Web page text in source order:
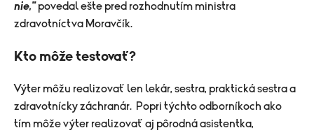
nie,"povedal ešte pred rozhodnutím ministra
zdravotníctva Moravčík.
Kto môže testovať?
Výter môžu realizovať len lekár, sestra, praktická sestra a
zdravotnícky záchranár. Popri týchto odborníkoch ako
tím môže výter realizovať aj pôrodná asistentka,